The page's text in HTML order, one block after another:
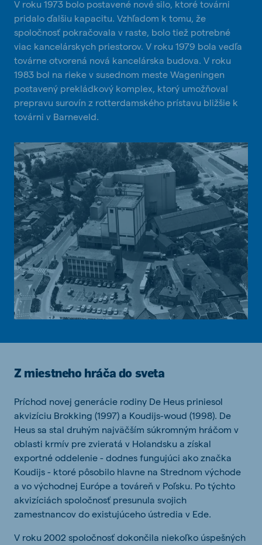
V roku 1973 bolo postavené nové silo, ktoré továrni
pridalo ďalšiu kapacitu. Vzhľadom k tomu, že
spoločnosť pokračovala v raste, bolo tiež potrebné
viac kancelárskych priestorov. V roku 1979 bola vedľa
továrne otvorená nová kancelárska budova. V roku
1983 bol na rieke v susednom meste Wageningen
postavený prekládkový komplex, ktorý umožňoval
prepravu surovín z rotterdamského prístavu bližšie k
továrni v Barneveld.
Z miestneho hráča do sveta
Príchod novej generácie rodiny De Heus priniesol
akvizíciu Brokking (1997) a Koudijs-woud (1998). De
Heus sa stal druhým najväčším súkromným hráčom v
oblasti krmív pre zvieratá v Holandsku a získal
exportné oddelenie - dodnes fungujúci ako značka
Koudijs - ktoré pôsobilo hlavne na Strednom východe
a vo východnej Európe a továreň v Poľsku. Po týchto
akvizíciách spoločnosť presunula svojich
zamestnancov do existujúceho ústredia v Ede.
V roku 2002 spoločnosť dokončila niekoľko úspešných